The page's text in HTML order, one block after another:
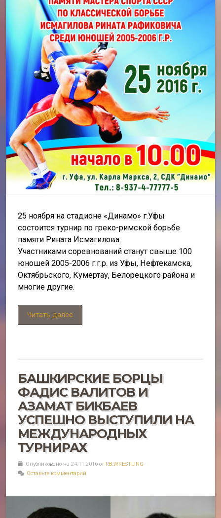
25 ноября на стадионе «Динамо» г.Уфы
состоится турнир по греко-римской борьбе
памяти Рината Исмагилова.
Участниками соревнований станут свыше 100
юношей 2005-2006 г.г.р. из Уфы, Нефтекамска,
Октябрьского, Кумертау, Белорецкого района и
многие другие.
Читать далее
БАШКИРСКИЕ БОРЦЫ
ФАДИС ВАЛИТОВ И
АЗАМАТ БИКБАЕВ
УСПЕШНО ВЫСТУПИЛИ НА
МЕЖДУНАРОДНЫХ
ТУРНИРАХ
Опубликовано на 24.11.2016 от RB.WRESTLING
Оставьте комментарий